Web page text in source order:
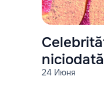
24 Июня
motivele